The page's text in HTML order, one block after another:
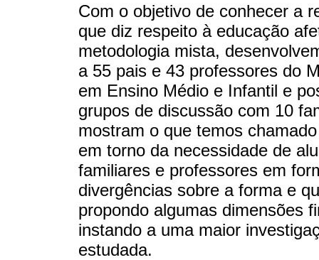
Com o objetivo de conhecer a
que diz respeito à educação
metodologia mista,
a 55 pais e 43 professores do
em Ensino Médio e Infantil e
grupos de discussão com 10
mostram o que temos
em torno da necessidade de
familiares e professores em
divergências sobre a forma e
propondo algumas dimensões
instando a uma maior
estudada.